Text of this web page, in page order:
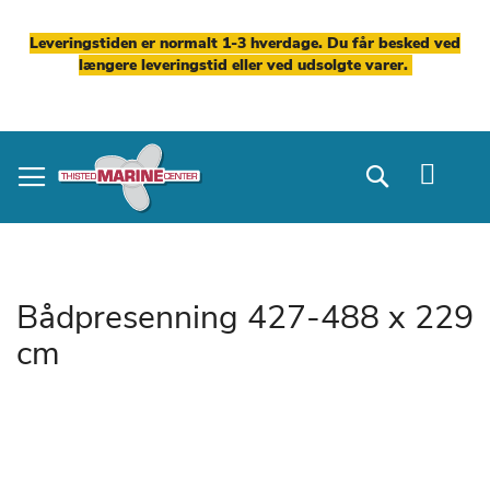
Leveringstiden er normalt 1-3 hverdage. Du får besked ved
længere leveringstid eller ved udsolgte varer.
to
Content
Search
Bådpresenning 427-488 x 229
cm